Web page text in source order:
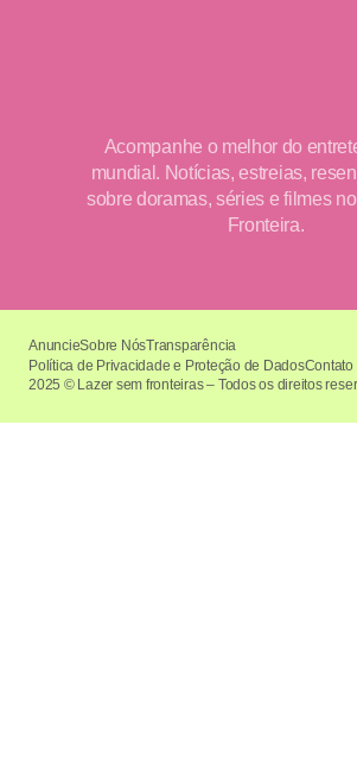
Acompanhe o melhor do
mundial. Notícias, estreias,
sobre doramas, séries e filmes
Fronteira.
2025 © Lazer sem fronteiras – Todos os direitos
AnuncieSobre NósTransparência
Política de Privacidade e Proteção de DadosContato